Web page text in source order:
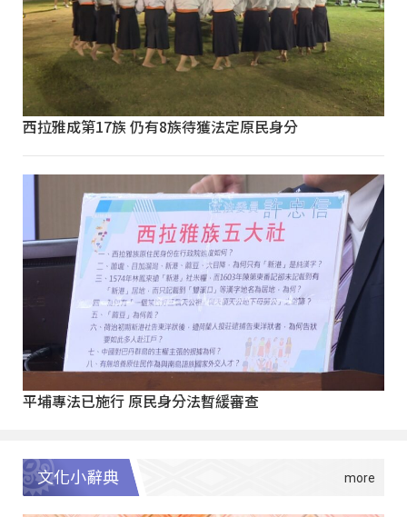
西拉雅成第17族 仍有8族待獲法定原民身分
平埔專法已施行 原民身分法暫緩審查
文化小辭典